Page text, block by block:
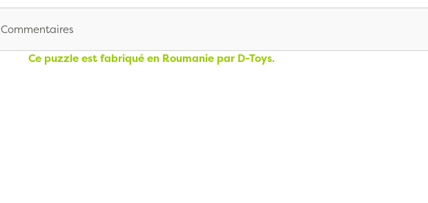
Commentaires
Ce puzzle est fabriqué en Roumanie par D-Toys.